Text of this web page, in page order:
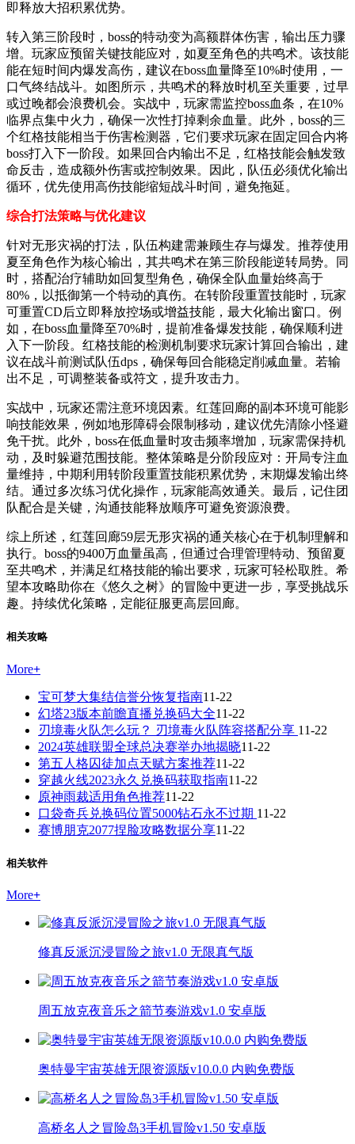
即释放大招积累优势。
转入第三阶段时，boss的特动变为高额群体伤害，输出压力骤
增。玩家应预留关键技能应对，如夏至角色的共鸣术。该技能
能在短时间内爆发高伤，建议在boss血量降至10%时使用，一
口气终结战斗。如图所示，共鸣术的释放时机至关重要，过早
或过晚都会浪费机会。实战中，玩家需监控boss血条，在10%
临界点集中火力，确保一次性打掉剩余血量。此外，boss的三
个红格技能相当于伤害检测器，它们要求玩家在固定回合内将
boss打入下一阶段。如果回合内输出不足，红格技能会触发致
命反击，造成额外伤害或控制效果。因此，队伍必须优化输出
循环，优先使用高伤技能缩短战斗时间，避免拖延。
综合打法策略与优化建议
针对无形灾祸的打法，队伍构建需兼顾生存与爆发。推荐使用
夏至角色作为核心输出，其共鸣术在第三阶段能逆转局势。同
时，搭配治疗辅助如回复型角色，确保全队血量始终高于
80%，以抵御第一个特动的真伤。在转阶段重置技能时，玩家
可重置CD后立即释放控场或增益技能，最大化输出窗口。例
如，在boss血量降至70%时，提前准备爆发技能，确保顺利进
入下一阶段。红格技能的检测机制要求玩家计算回合输出，建
议在战斗前测试队伍dps，确保每回合能稳定削减血量。若输
出不足，可调整装备或符文，提升攻击力。
实战中，玩家还需注意环境因素。红莲回廊的副本环境可能影
响技能效果，例如地形障碍会限制移动，建议优先清除小怪避
免干扰。此外，boss在低血量时攻击频率增加，玩家需保持机
动，及时躲避范围技能。整体策略是分阶段应对：开局专注血
量维持，中期利用转阶段重置技能积累优势，末期爆发输出终
结。通过多次练习优化操作，玩家能高效通关。最后，记住团
队配合是关键，沟通技能释放顺序可避免资源浪费。
综上所述，红莲回廊59层无形灾祸的通关核心在于机制理解和
执行。boss的9400万血量虽高，但通过合理管理特动、预留夏
至共鸣术，并满足红格技能的输出要求，玩家可轻松取胜。希
望本攻略助你在《悠久之树》的冒险中更进一步，享受挑战乐
趣。持续优化策略，定能征服更高层回廊。
相关攻略
More+
宝可梦大集结信誉分恢复指南11-22
幻塔23版本前瞻直播兑换码大全11-22
刃境毒火队怎么玩？ 刃境毒火队阵容搭配分享 11-22
2024英雄联盟全球总决赛举办地揭晓11-22
第五人格囚徒加点天赋方案推荐11-22
穿越火线2023永久兑换码获取指南11-22
原神雨裁适用角色推荐11-22
口袋奇兵兑换码位置5000钻石永不过期 11-22
赛博朋克2077捏脸攻略数据分享11-22
相关软件
More+
修真反派沉浸冒险之旅v1.0 无限真气版
周五放克夜音乐之箭节奏游戏v1.0 安卓版
奥特曼宇宙英雄无限资源版v10.0.0 内购免费版
高桥名人之冒险岛3手机冒险v1.50 安卓版